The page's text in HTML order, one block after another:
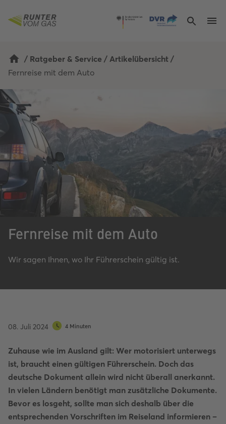
/ Ratgeber & Service / Artikelübersicht /
Fernreise mit dem Auto
Fernreise mit dem Auto
Wir sagen Ihnen, wo Ihr Führerschein gültig ist.
08. Juli 2024 4 Minuten
Zuhause wie im Ausland gilt: Wer motorisiert unterwegs
ist, braucht einen gültigen Führerschein. Doch das
deutsche Dokument allein wird nicht überall anerkannt.
In vielen Ländern benötigt man zusätzliche Dokumente.
Bevor es losgeht, sollte man sich deshalb über die
entsprechenden Vorschriften im Reiseland informieren –